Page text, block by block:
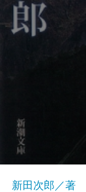
新田次郎／著